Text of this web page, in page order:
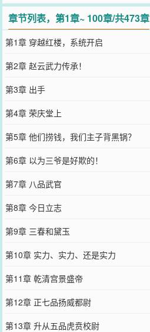
章节列表，第1章~ 100章/共473章
第1章 穿越红楼，系统开启
第2章 赵云武力传承！
第3章 出手
第4章 荣庆堂上
第5章 他们捞钱，我们主子背黑锅？
第6章 以为三爷是好欺的！
第7章 八品武官
第8章 今日立志
第9章 三春和黛玉
第10章 实力、实力、还是实力
第11章 乾清宫景盛帝
第12章 正七品扬威都尉
第13章 升从五品虎贲校尉